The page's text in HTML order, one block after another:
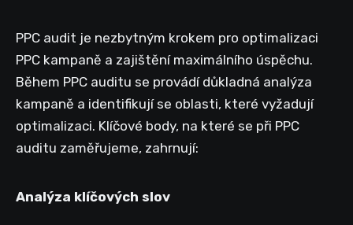
PPC audit je nezbytným krokem pro optimalizaci
PPC kampaně a zajištění maximálního úspěchu.
Během PPC auditu se provádí důkladná analýza
kampaně a identifikují se oblasti, které vyžadují
optimalizaci. Klíčové body, na které se při PPC
auditu zaměřujeme, zahrnují:
Analýza klíčových slov